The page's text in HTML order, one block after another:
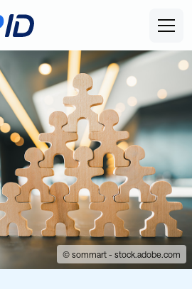
© sommart - stock.adobe.com